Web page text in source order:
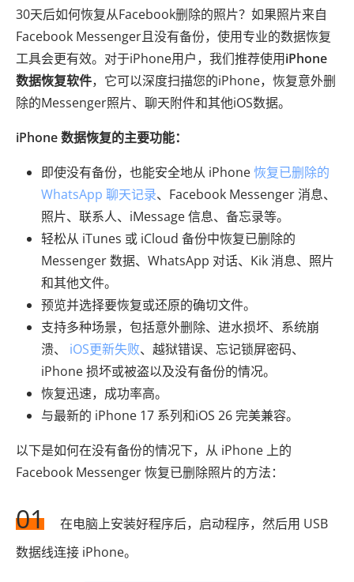
30天后如何恢复从Facebook删除的照片？如果照片来自
Facebook Messenger且没有备份，使用专业的数据恢复
工具会更有效。对于iPhone用户，我们推荐使用iPhone
数据恢复软件，它可以深度扫描您的iPhone，恢复意外删
除的Messenger照片、聊天附件和其他iOS数据。
iPhone 数据恢复的主要功能：
即使没有备份，也能安全地从 iPhone恢复已删除的
WhatsApp 聊天记录、Facebook Messenger 消息、
照片、联系人、iMessage 信息、备忘录等。
轻松从 iTunes 或 iCloud 备份中恢复已删除的
Messenger 数据、WhatsApp 对话、Kik 消息、照片
和其他文件。
预览并选择要恢复或还原的确切文件。
支持多种场景，包括意外删除、进水损坏、系统崩
溃、 iOS更新失败、越狱错误、忘记锁屏密码、
iPhone 损坏或被盗以及没有备份的情况。
恢复迅速，成功率高。
与最新的 iPhone 17 系列和iOS 26 完美兼容。
以下是如何在没有备份的情况下，从 iPhone 上的
Facebook Messenger 恢复已删除照片的方法：
01
在电脑上安装好程序后，启动程序，然后用 USB
数据线连接 iPhone。